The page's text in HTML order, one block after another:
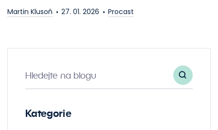
Martin Klusoň 27. 01. 2026 Procast
Hledejte na blogu
Kategorie